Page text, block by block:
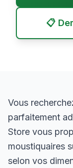
📋
Vous
parfaitement
Store vous
moustiquaires
selon vos